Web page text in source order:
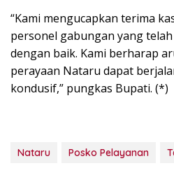
“Kami mengucapkan terima
personel gabungan yang
dengan baik. Kami berharap
perayaan Nataru dapat
kondusif,” pungkas Bupati. (*)
Nataru Posko Pelayanan